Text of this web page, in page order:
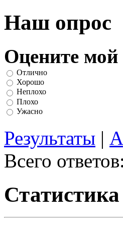
Наш опрос
Оцените мой
Отлично
Хорошо
Неплохо
Плохо
Ужасно
Результаты |
Всего ответов:
Статистика